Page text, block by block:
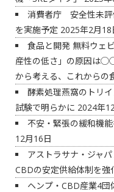
消費者庁 安全性未評
を実施予定 2025年2月18
食品と開発 無料ウェ
産性の低さ」の原因は
から考える、これからの
酵素処理燕窩のトリ
試験で明らかに 2024年
不安・緊張の緩和機
12月16日
アストラサナ・ジャ
CBDの安定供給体制を強
ヘンプ・CBD産業4